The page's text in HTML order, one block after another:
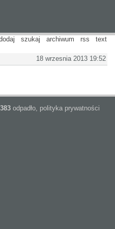
szukaj archiwum rss text
18 wrzesnia 2013 19:52
odpadło, polityka prywatności